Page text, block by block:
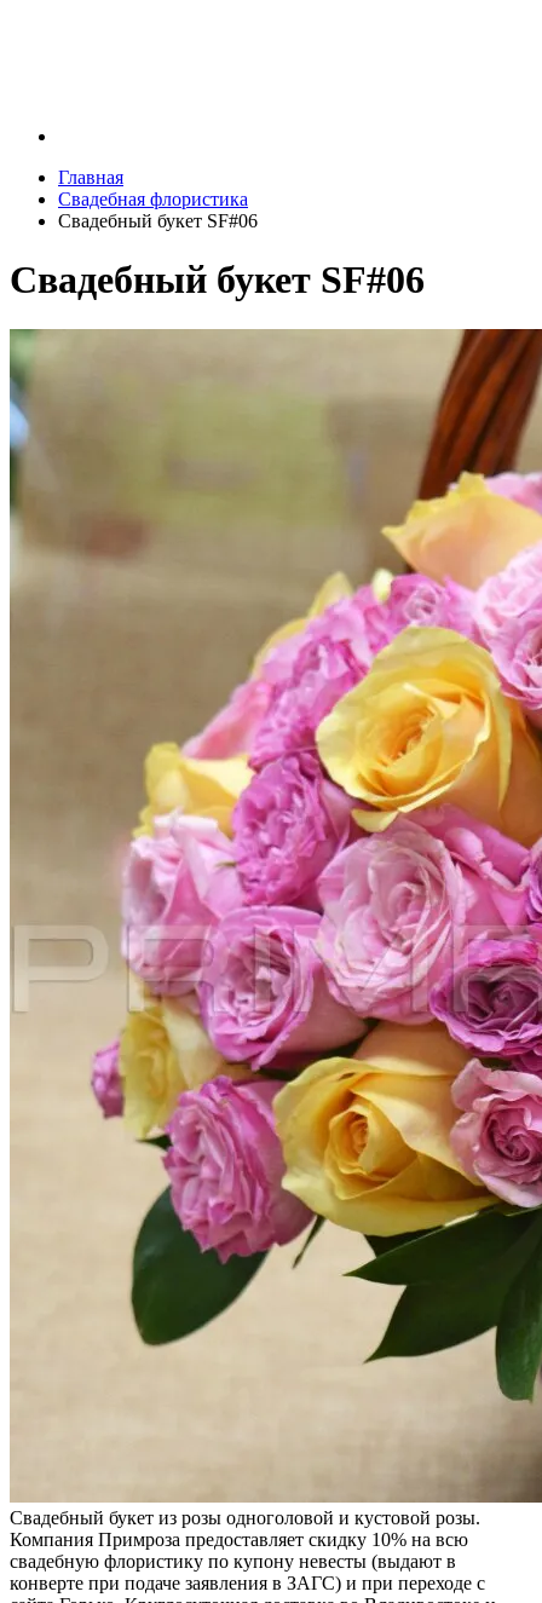
Главная
Свадебная флористика
Свадебный букет SF#06
Свадебный букет SF#06
Свадебный букет из розы одноголовой и кустовой розы.
Компания Примроза предоставляет скидку 10% на всю
свадебную флористику по купону невесты (выдают в
конверте при подаче заявления в ЗАГС) и при переходе с